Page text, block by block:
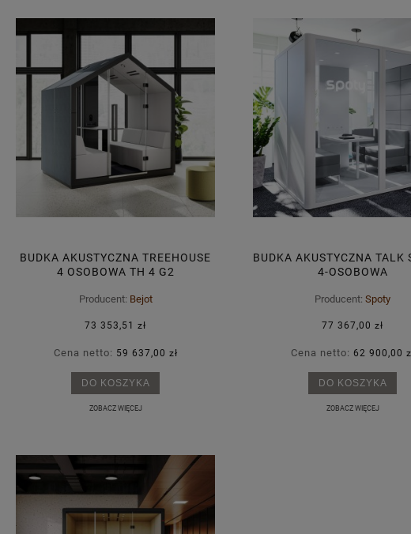
BUDKA AKUSTYCZNA TREEHOUSE
4 OSOBOWA TH 4 G2
Producent: Bejot
73 353,51 zł
Cena netto: 59 637,00 zł
DO KOSZYKA
ZOBACZ WIĘCEJ
BUDKA AKUSTYCZNA TALK
4-OSOBOWA
Producent: Spoty
77 367,00 zł
Cena netto: 62 900,00
DO KOSZYKA
ZOBACZ WIĘCEJ